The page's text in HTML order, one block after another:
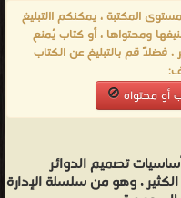
و يمكن أن تستخدم هذه
المختلفة كما تستخدم
المتقدمة و ذلك إلى جانب
كتصميم المباني و
كما يمكن استخدامها
تحفظ نقاط البدء و النهاية
تكبيرها أو تصغيرها إلى
المكتبة ، يمكنكم االتبليغ
ومحتواها ، أو كتاب يُمنع
قم بالتبليغ عن الكتاب
أو محتواه
تصميم الدوائر
، وهو من سلسلة الإدارة